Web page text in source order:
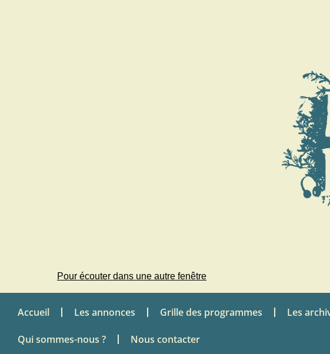
Pour écouter dans une autre fenêtre
Accueil Les annonces Grille des programmes Les
Qui sommes-nous ? Nous contacter